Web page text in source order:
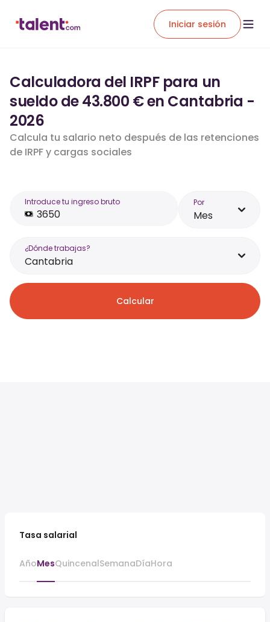
Iniciar sesión
Calculadora del IRPF para un
sueldo de 43.800 € en Cantabria -
2026
Calcula tu salario neto después de las retenciones
de IRPF y cargas sociales
Introduce tu ingreso bruto Por
Mes
¿Dónde trabajas?
Cantabria
Calcular
Tasa salarial
AñoMesQuincenalSemanaDíaHora